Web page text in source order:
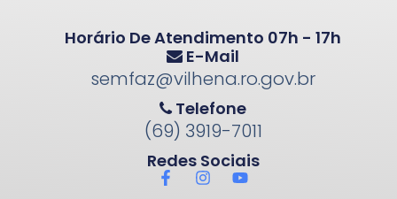
Horário De Atendimento 07h - 17h
E-Mail
semfaz@vilhena.ro.gov.br
Telefone
(69) 3919-7011
Redes Sociais